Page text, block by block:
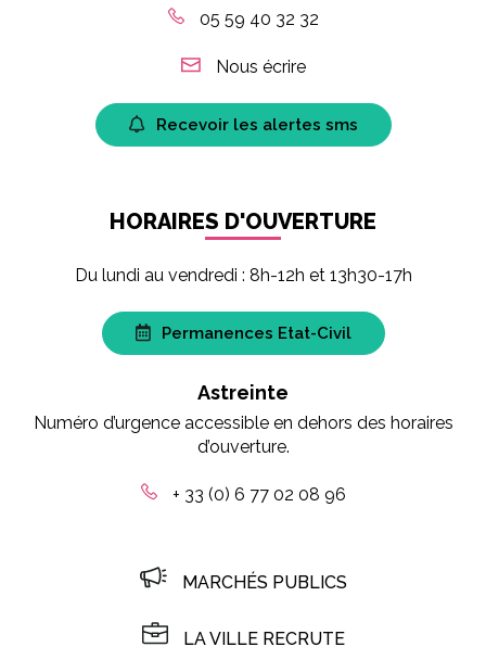
05 59 40 32 32
Nous écrire
Recevoir les alertes sms
HORAIRES D'OUVERTURE
Du lundi au vendredi : 8h-12h et 13h30-17h
Permanences Etat-Civil
Astreinte
Numéro d’urgence accessible en dehors des horaires
d’ouverture.
+ 33 (0) 6 77 02 08 96
MARCHÉS PUBLICS
LA VILLE RECRUTE